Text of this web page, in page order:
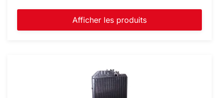
Afficher les produits